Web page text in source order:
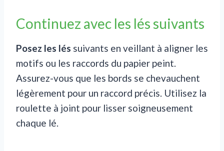
Continuez avec les lés suivants
Posez les lés suivants en veillant à aligner les
motifs ou les raccords du papier peint.
Assurez-vous que les bords se chevauchent
légèrement pour un raccord précis. Utilisez la
roulette à joint pour lisser soigneusement
chaque lé.